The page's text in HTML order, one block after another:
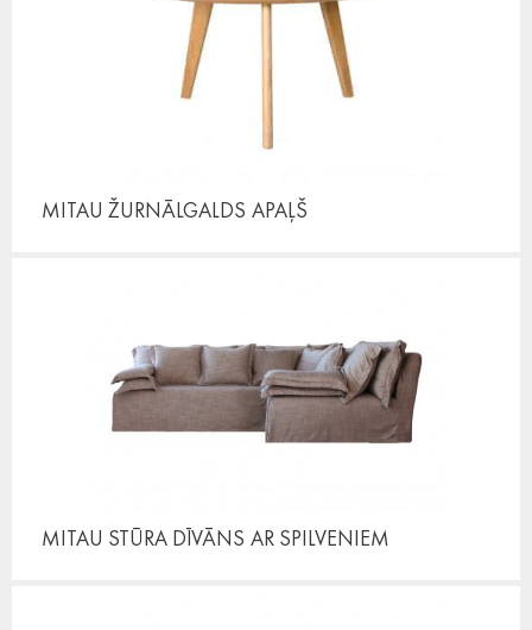
MITAU ŽURNĀLGALDS APAĻŠ
MITAU STŪRA DĪVĀNS AR SPILVENIEM